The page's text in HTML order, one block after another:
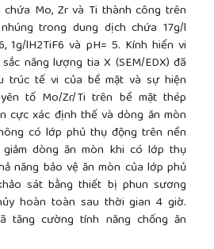
Mo, Zr và Ti thành công trên
trong dung dịch chứa 17g/l
1g/lH2TiF6 và pH= 5. Kính hiển vi
năng lượng tia X (SEM/EDX) đã
trúc tế vi của bề mặt và sự hiện
tố Mo/Zr/Ti trên bề mặt thép
cực xác định thế và dòng ăn mòn
có lớp phủ thụ động trên nền
dòng ăn mòn khi có lớp thụ
năng bảo vệ ăn mòn của lớp phủ
sát bằng thiết bị phun sương
hoàn toàn sau thời gian 4 giờ.
tăng cường tính năng chống ăn